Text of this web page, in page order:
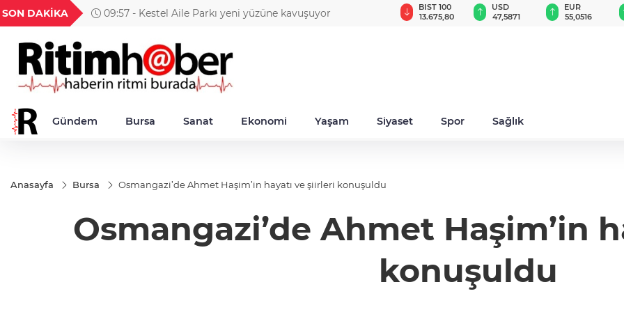
SON DAKİKA 09:57 - Kestel Aile Parkı yeni yüzüne kavuşuyor
18,1977
TND
16,2469
BGN
28,0626
VND
0,0018
BIST 100
13.675,80
USD
47,5871
EUR
55,0516
Gündem Bursa Sanat Ekonomi Yaşam Siyaset Spor Sağlık
Anasayfa Bursa Osmangazi’de Ahmet Haşim’in hayatı ve şiirleri konuşuldu
Osmangazi’de Ahmet Haşim’in
konuşuldu